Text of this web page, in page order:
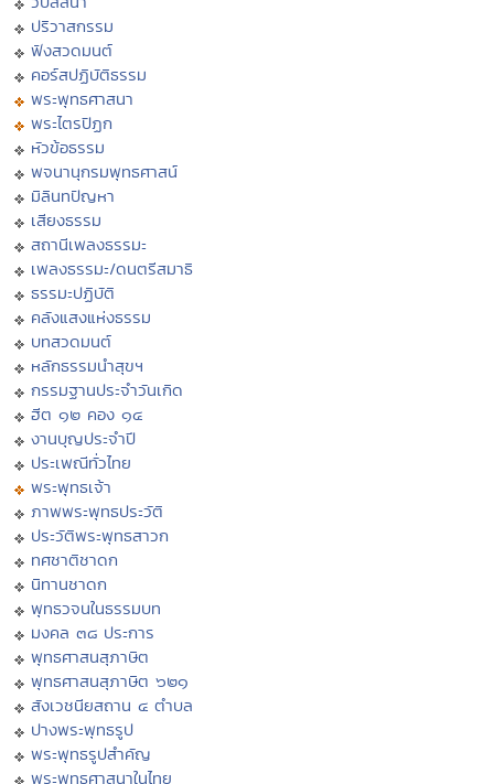
ปริวาสกรรม
ฟังสวดมนต์
คอร์สปฏิบัติธรรม
พระพุทธศาสนา
พระไตรปิฏก
หัวข้อธรรม
พจนานุกรมพุทธศาสน์
มิลินทปัญหา
เสียงธรรม
สถานีเพลงธรรมะ
เพลงธรรมะ/ดนตรีสมาธิ
ธรรมะปฏิบัติ
คลังแสงแห่งธรรม
บทสวดมนต์
หลักธรรมนำสุขฯ
กรรมฐานประจำวันเกิด
ฮีต ๑๒ คอง ๑๔
งานบุญประจำปี
ประเพณีทั่วไทย
พระพุทธเจ้า
ภาพพระพุทธประวัติ
ประวัติพระพุทธสาวก
ทศชาติชาดก
นิทานชาดก
พุทธวจนในธรรมบท
มงคล ๓๘ ประการ
พุทธศาสนสุภาษิต
พุทธศาสนสุภาษิต ๖๒๑
สังเวชนียสถาน ๔ ตำบล
ปางพระพุทธรูป
พระพุทธรูปสำคัญ
พระพุทธศาสนาในไทย